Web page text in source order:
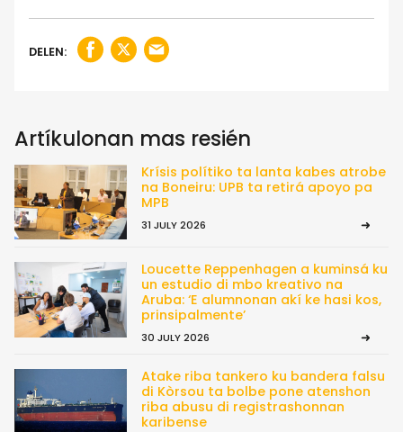
DELEN:
Artíkulonan mas resién
Krísis polítiko ta lanta kabes atrobe
na Boneiru: UPB ta retirá apoyo pa
MPB
31 JULY 2026
Loucette Reppenhagen a kuminsá ku
un estudio di mbo kreativo na
Aruba: ‘E alumnonan akí ke hasi kos,
prinsipalmente’
30 JULY 2026
Atake riba tankero ku bandera falsu
di Kòrsou ta bolbe pone atenshon
riba abusu di registrashonnan
karibense